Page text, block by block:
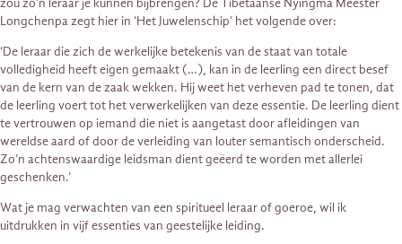
Longchenpa zegt hier in ‘Het Juwelenschip’ het volgende over:
‘De leraar die zich de werkelijke betekenis van de staat van totale
volledigheid heeft eigen gemaakt (…), kan in de leerling een direct besef
van de kern van de zaak wekken. Hij weet het verheven pad te tonen, dat
de leerling voert tot het verwerkelijken van deze essentie. De leerling dient
te vertrouwen op iemand die niet is aangetast door afleidingen van
wereldse aard of door de verleiding van louter semantisch onderscheid.
Zo’n achtenswaardige leidsman dient geëerd te worden met allerlei
geschenken.’
Wat je mag verwachten van een spiritueel leraar of goeroe, wil ik
uitdrukken in vijf essenties van geestelijke leiding.